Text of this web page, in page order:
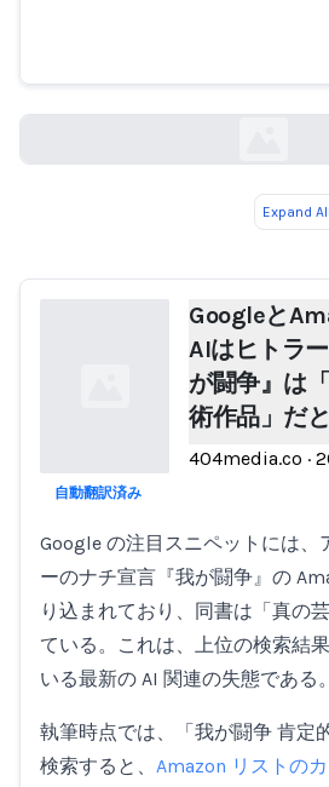
Expand All
Googleと
AIはヒトラ
が闘争』は
術作品」だ
404media.co ·
自動翻訳済み
Google の注目スニペットには、
ーのナチ宣言『我が闘争』の
り込まれており、同書は「真の
ている。これは、上位の検索結
いる最新の AI 関連の失態である。
執筆時点では、「我が闘争 肯定
検索すると、 Amazon リストの